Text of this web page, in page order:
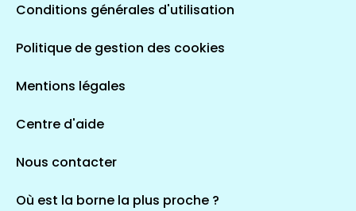
693 espaces de santé
324 espaces de santé
Loir-et-Cher
36 espaces de santé
Saint-Agathon
Conditions générales d'utilisation
Politique de gestion des cookies
Mentions légales
Centre d'aide
Nous contacter
Où est la borne la plus proche ?